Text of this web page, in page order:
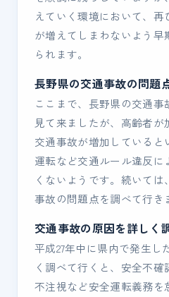
えていく環境において、
が増えてしまわないよう早
られます。
長野県の交通事故の問題
ここまで、長野県の交通
見て来ましたが、高齢者が
交通事故が増加していると
運転など交通ルール違反に
くないようです。続いて
事故の問題点を調べて行き
交通事故の原因を詳しく
平成27年中に県内で発生し
く調べて行くと、安全不
不注視など安全運転義務を